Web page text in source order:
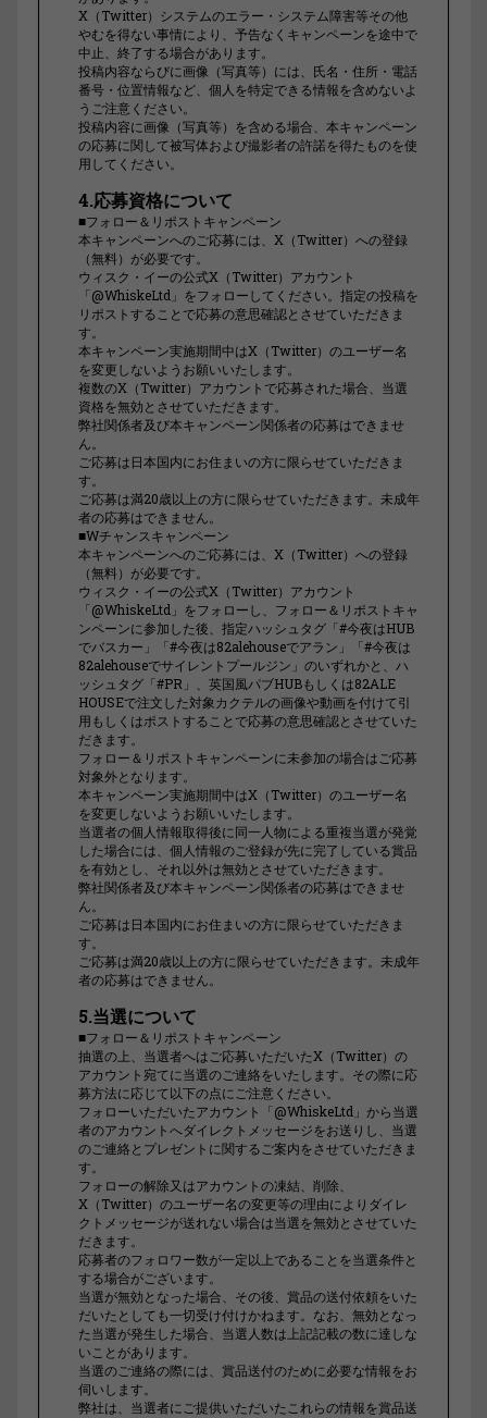
X（Twitter）システムのエラー・システム障害等その他
やむを得ない事情により、予告なくキャンペーンを途中で
中止、終了する場合があります。
投稿内容ならびに画像（写真等）には、氏名・住所・電話
番号・位置情報など、個人を特定できる情報を含めないよ
うご注意ください。
投稿内容に画像（写真等）を含める場合、本キャンペーン
の応募に関して被写体および撮影者の許諾を得たものを使
用してください。
4.応募資格について
■フォロー＆リポストキャンペーン
本キャンペーンへのご応募には、X（Twitter）への登録
（無料）が必要です。
ウィスク・イーの公式X（Twitter）アカウント
「@WhiskeLtd」をフォローしてください。指定の投稿を
リポストすることで応募の意思確認とさせていただきま
す。
本キャンペーン実施期間中はX（Twitter）のユーザー名
を変更しないようお願いいたします。
複数のX（Twitter）アカウントで応募された場合、当選
資格を無効とさせていただきます。
弊社関係者及び本キャンペーン関係者の応募はできませ
ん。
ご応募は日本国内にお住まいの方に限らせていただきま
す。
ご応募は満20歳以上の方に限らせていただきます。未成年
者の応募はできません。
■Wチャンスキャンペーン
本キャンペーンへのご応募には、X（Twitter）への登録
（無料）が必要です。
ウィスク・イーの公式X（Twitter）アカウント
「@WhiskeLtd」をフォローし、フォロー＆リポストキャ
ンペーンに参加した後、指定ハッシュタグ「#今夜はHUB
でバスカー」「#今夜は82alehouseでアラン」「#今夜は
82alehouseでサイレントプールジン」のいずれかと、ハ
ッシュタグ「#PR」、英国風パブHUBもしくは82ALE
HOUSEで注文した対象カクテルの画像や動画を付けて引
用もしくはポストすることで応募の意思確認とさせていた
だきます。
フォロー＆リポストキャンペーンに未参加の場合はご応募
対象外となります。
本キャンペーン実施期間中はX（Twitter）のユーザー名
を変更しないようお願いいたします。
当選者の個人情報取得後に同一人物による重複当選が発覚
した場合には、個人情報のご登録が先に完了している賞品
を有効とし、それ以外は無効とさせていただきます。
弊社関係者及び本キャンペーン関係者の応募はできませ
ん。
ご応募は日本国内にお住まいの方に限らせていただきま
す。
ご応募は満20歳以上の方に限らせていただきます。未成年
者の応募はできません。
5.当選について
■フォロー＆リポストキャンペーン
抽選の上、当選者へはご応募いただいたX（Twitter）の
アカウント宛てに当選のご連絡をいたします。その際に応
募方法に応じて以下の点にご注意ください。
フォローいただいたアカウント「@WhiskeLtd」から当選
者のアカウントへダイレクトメッセージをお送りし、当選
のご連絡とプレゼントに関するご案内をさせていただきま
す。
フォローの解除又はアカウントの凍結、削除、
X（Twitter）のユーザー名の変更等の理由によりダイレ
クトメッセージが送れない場合は当選を無効とさせていた
だきます。
応募者のフォロワー数が一定以上であることを当選条件と
する場合がございます。
当選が無効となった場合、その後、賞品の送付依頼をいた
だいたとしても一切受け付けかねます。なお、無効となっ
た当選が発生した場合、当選人数は上記記載の数に達しな
いことがあります。
当選のご連絡の際には、賞品送付のために必要な情報をお
伺いします。
弊社は、当選者にご提供いただいたこれらの情報を賞品送